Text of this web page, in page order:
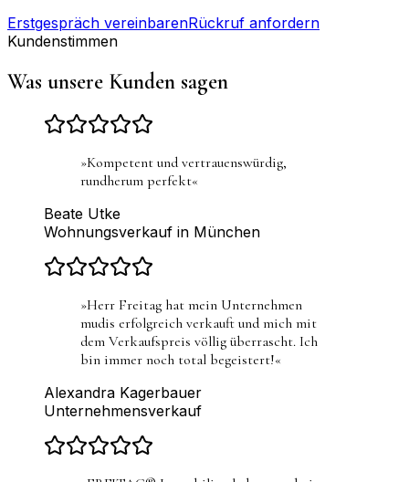
Erstgespräch vereinbarenRückruf anfordern
Kundenstimmen
Was unsere Kunden sagen
»Kompetent und vertrauenswürdig,
rundherum perfekt«
Beate Utke
Wohnungsverkauf in München
»Herr Freitag hat mein Unternehmen
mudis erfolgreich verkauft und mich mit
dem Verkaufspreis völlig überrascht. Ich
bin immer noch total begeistert!«
Alexandra Kagerbauer
Unternehmensverkauf